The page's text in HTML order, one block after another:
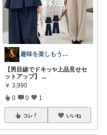
趣味を楽しもう！共感してくれた方感謝！
【男目線でドキッ✨上品見せセ
ットアップ】 ...
￥ 3,990
0 0 1
コレ いいね